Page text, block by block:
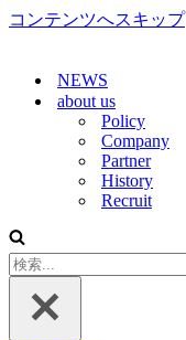
コンテンツへスキップ
NEWS
about us
Policy
Company
Partner
History
Recruit
検
索...